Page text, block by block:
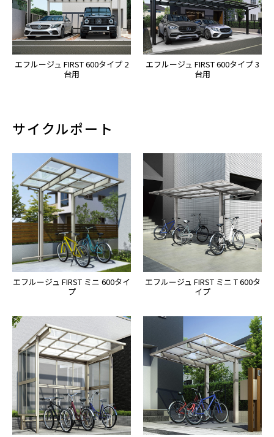
エフルージュ FIRST 600タイプ 2
台用
エフルージュ FIRST 600タイプ 3
台用
サイクルポート
エフルージュ FIRST ミニ 600タイ
プ
エフルージュ FIRST ミニ T 600タ
イプ